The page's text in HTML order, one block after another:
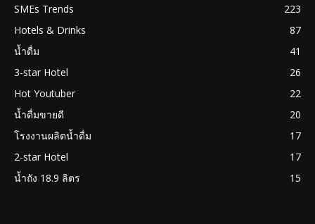
SMEs Trends
223
Hotels & Drinks
87
น้ำดื่ม
41
3-star Hotel
26
Hot Youtuber
22
น้ำดื่มขายดี
20
โรงงานผลิตน้ำดื่ม
17
2-star Hotel
17
น้ำถัง 18.9 ลิตร
15